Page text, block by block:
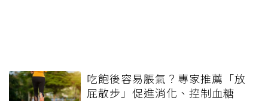
吃飽後容易脹氣？專家推薦「放
屁散步」促進消化、控制血糖